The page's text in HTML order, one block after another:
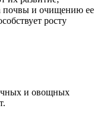
почвы и очищению ее
росту
и овощных